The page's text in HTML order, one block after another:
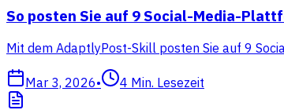
So posten Sie auf 9 Social-Media-
Mit dem AdaptlyPost-Skill posten Sie auf 9
Mar 3, 2026• 4 Min. Lesezeit